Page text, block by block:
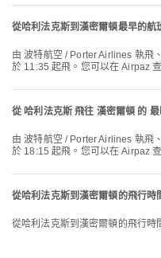
從哈利法克斯到漢密爾頓最早的航
由 波特航空 / Porter Airlines 執飛、從 哈利法克斯 前往 漢密爾頓 的最早航班
於 11:35 起飛。您可以在 Airpaz
從 哈利法克斯 飛往 漢密爾頓 的
由 波特航空 / Porter Airlines 執飛、從 哈利法克斯 前往 漢密爾頓 的最晚航班
於 18:15 起飛。您可以在 Airpaz
從哈利法克斯到漢密爾頓的飛行時
從哈利法克斯到漢密爾頓的飛行